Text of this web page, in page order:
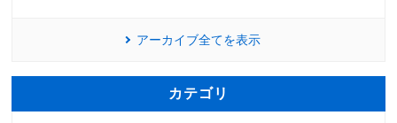
アーカイブ全てを表示
カテゴリ